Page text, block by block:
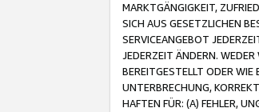
MARKTGÄNGIGKEIT,
SICH AUS GESETZLICHEN
SERVICEANGEBOT
JEDERZEIT ÄNDERN.
BEREITGESTELLT ODER
UNTERBRECHUNG,
HAFTEN FÜR: (A) FEHLER,